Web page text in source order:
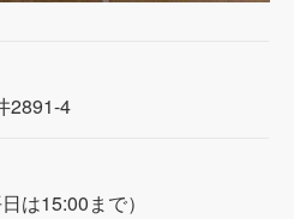
2891-4
は15:00まで）